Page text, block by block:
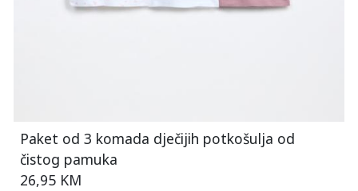
Paket od 3 komada dječijih potkošulja od
čistog pamuka
26,95 KM